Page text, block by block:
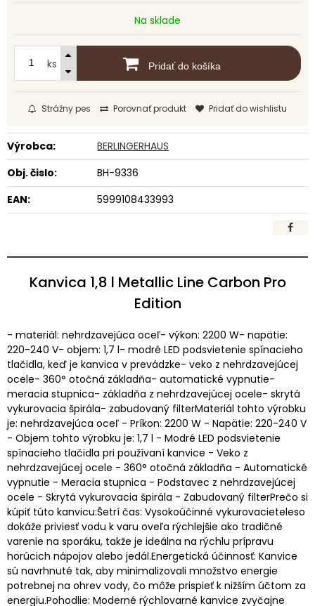
Na sklade
ks Pridať do košíka
Strážny pes Porovnať produkt Pridať do wishlistu
Výrobca:
BERLINGERHAUS
Obj. čislo:
BH-9336
EAN:
5999108433993
Kanvica 1,8 l Metallic Line Carbon Pro
Edition
- materiál: nehrdzavejúca oceľ- výkon: 2200 W- napätie:
220-240 V- objem: 1,7 l- modré LED podsvietenie spínacieho
tlačidla, keď je kanvica v prevádzke- veko z nehrdzavejúcej
ocele- 360° otočná základňa- automatické vypnutie-
meracia stupnica- základňa z nehrdzavejúcej ocele- skrytá
vykurovacia špirála- zabudovaný filterMateriál tohto výrobku
je: nehrdzavejúca oceľ - Príkon: 2200 W - Napätie: 220-240 V
- Objem tohto výrobku je: 1,7 l - Modré LED podsvietenie
spínacieho tlačidla pri používaní kanvice - Veko z
nehrdzavejúcej ocele - 360° otočná základňa - Automatické
vypnutie - Meracia stupnica - Podstavec z nehrdzavejúcej
ocele - Skrytá vykurovacia špirála - Zabudovaný filterPrečo si
kúpiť túto kanvicu:Šetrí čas: Vysokoúčinné vykurovacieteleso
dokáže priviesť vodu k varu oveľa rýchlejšie ako tradičné
varenie na sporáku, takže je ideálna na rýchlu prípravu
horúcich nápojov alebo jedál.Energetická účinnosť: Kanvice
sú navrhnuté tak, aby minimalizovali množstvo energie
potrebnej na ohrev vody, čo môže prispieť k nižším účtom za
energiu.Pohodlie: Moderné rýchlovarné kanvice zvyčajne